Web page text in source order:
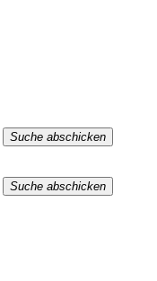
Suche abschicken
Suche abschicken